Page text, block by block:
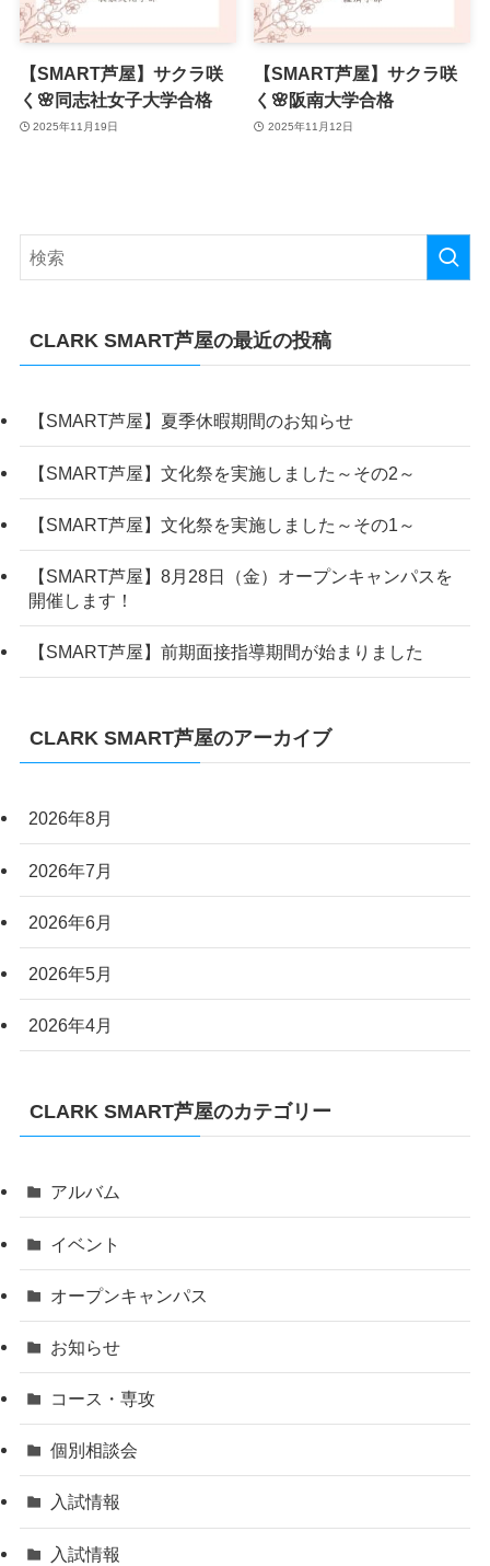
【SMART芦屋】サクラ咲
く🌸同志社女子大学合格
2025年11月19日
【SMART芦屋】サクラ咲
く🌸阪南大学合格
2025年11月12日
CLARK SMART芦屋の最近の投稿
【SMART芦屋】夏季休暇期間のお知らせ
【SMART芦屋】文化祭を実施しました～その2～
【SMART芦屋】文化祭を実施しました～その1～
【SMART芦屋】8月28日（金）オープンキャンパスを
開催します！
【SMART芦屋】前期面接指導期間が始まりました
CLARK SMART芦屋のアーカイブ
2026年8月
2026年7月
2026年6月
2026年5月
2026年4月
CLARK SMART芦屋のカテゴリー
アルバム
イベント
オープンキャンパス
お知らせ
コース・専攻
個別相談会
入試情報
入試情報